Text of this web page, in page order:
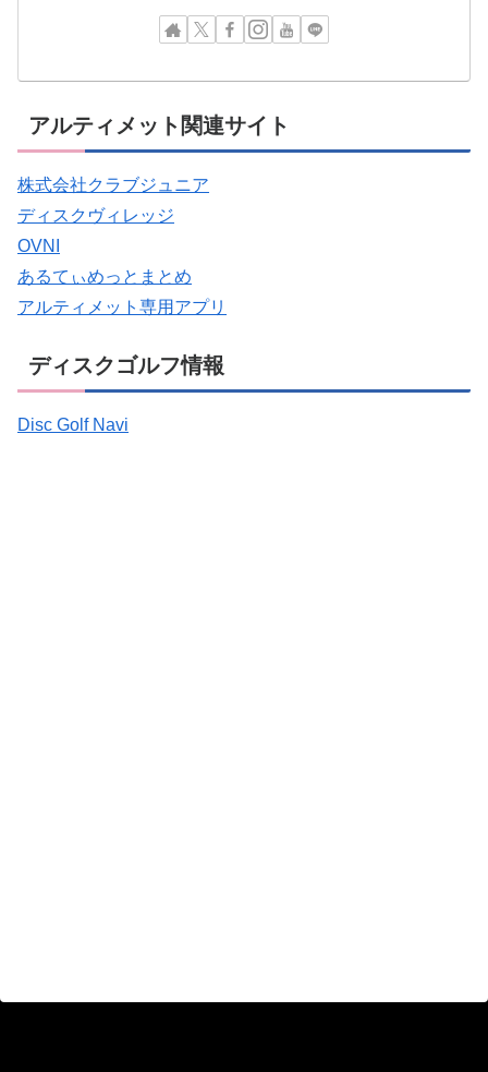
アルティメット関連サイト
株式会社クラブジュニア
ディスクヴィレッジ
OVNI
あるてぃめっとまとめ
アルティメット専用アプリ
ディスクゴルフ情報
Disc Golf Navi